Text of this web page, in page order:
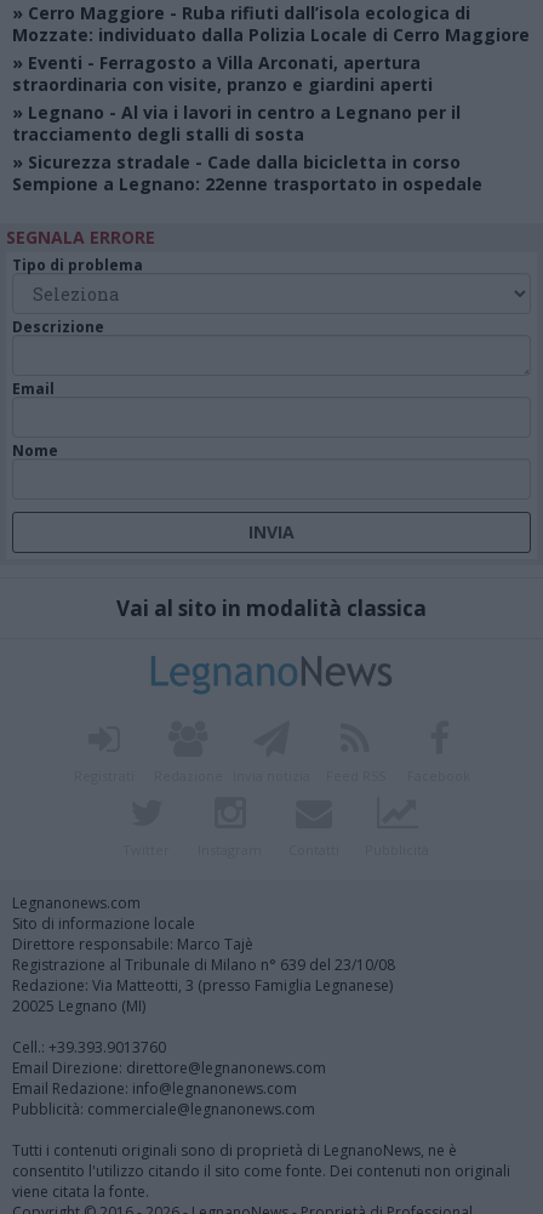
» Cerro Maggiore - Ruba rifiuti dall’isola ecologica di
Mozzate: individuato dalla Polizia Locale di Cerro Maggiore
» Eventi - Ferragosto a Villa Arconati, apertura
straordinaria con visite, pranzo e giardini aperti
» Legnano - Al via i lavori in centro a Legnano per il
tracciamento degli stalli di sosta
» Sicurezza stradale - Cade dalla bicicletta in corso
Sempione a Legnano: 22enne trasportato in ospedale
SEGNALA ERRORE
Tipo di problema
Descrizione
Email
Nome
Vai al sito in modalità classica
Legnanonews.com
Sito di informazione locale
Direttore responsabile: Marco Tajè
Registrazione al Tribunale di Milano n° 639 del 23/10/08
Redazione: Via Matteotti, 3 (presso Famiglia Legnanese)
20025 Legnano (MI)
Cell.: +39.393.9013760
Email Direzione: direttore@legnanonews.com
Email Redazione: info@legnanonews.com
Pubblicità: commerciale@legnanonews.com
Tutti i contenuti originali sono di proprietà di LegnanoNews, ne è
consentito l'utilizzo citando il sito come fonte. Dei contenuti non originali
viene citata la fonte.